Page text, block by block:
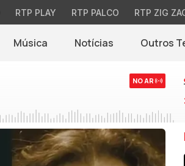
RTP PLAY RTP PALCO RTP ZIG
Música Notícias(abre em nova
Outros
NO AR